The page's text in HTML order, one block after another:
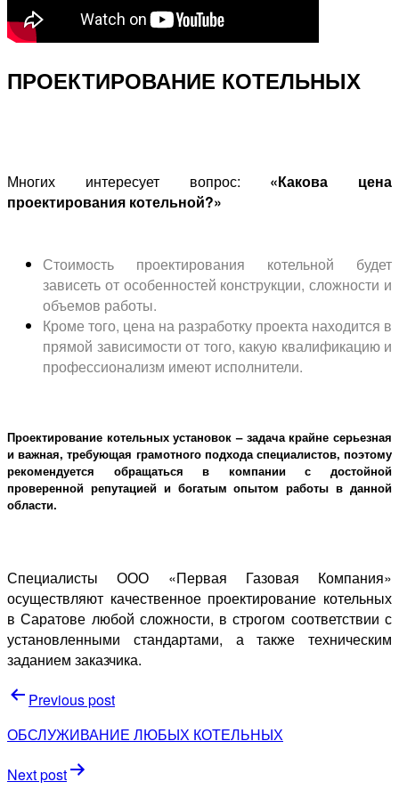
ПРОЕКТИРОВАНИЕ КОТЕЛЬНЫХ
Многих интересует вопрос: «Какова цена
проектирования котельной?»
Стоимость проектирования котельной будет
зависеть от особенностей конструкции, сложности и
объемов работы.
Кроме того, цена на разработку проекта находится в
прямой зависимости от того, какую квалификацию и
профессионализм имеют исполнители.
Проектирование котельных установок – задача крайне серьезная
и важная, требующая грамотного подхода специалистов, поэтому
рекомендуется обращаться в компании с достойной
проверенной репутацией и богатым опытом работы в данной
области.
Специалисты ООО «Первая Газовая Компания»
осуществляют качественное проектирование котельных
в Саратове любой сложности, в строгом соответствии с
установленными стандартами, а также техническим
заданием заказчика.
Навигация
по
записям
Previous post
ОБСЛУЖИВАНИЕ ЛЮБЫХ КОТЕЛЬНЫХ
Next post